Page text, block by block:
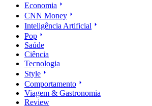
Economia
CNN Money
Inteligência Artificial
Pop
Saúde
Ciência
Tecnologia
Style
Comportamento
Viagem & Gastronomia
Review